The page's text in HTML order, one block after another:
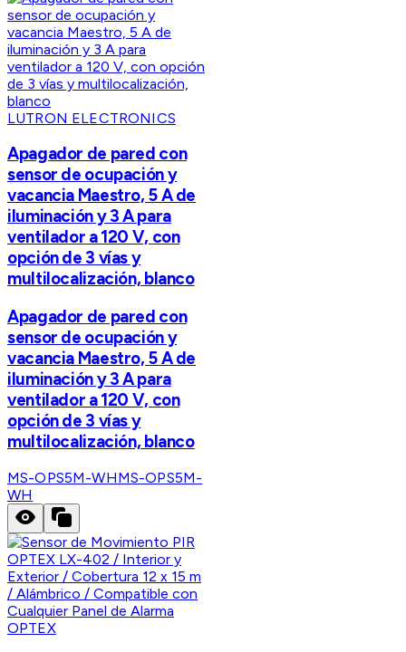
LUTRON ELECTRONICS
Apagador de pared con
sensor de ocupación y
vacancia Maestro, 5 A de
iluminación y 3 A para
ventilador a 120 V, con
opción de 3 vías y
multilocalización, blanco
Apagador de pared con
sensor de ocupación y
vacancia Maestro, 5 A de
iluminación y 3 A para
ventilador a 120 V, con
opción de 3 vías y
multilocalización, blanco
MS-OPS5M-WHMS-OPS5M-
WH
OPTEX